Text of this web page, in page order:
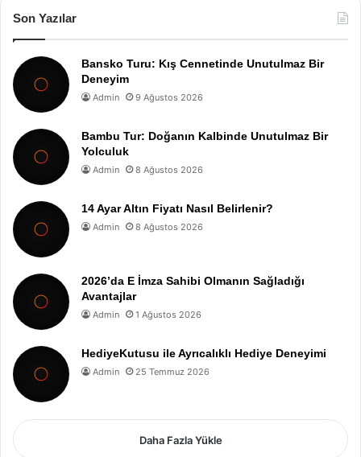
Son Yazılar
Bansko Turu: Kış Cennetinde Unutulmaz Bir
Deneyim
Admin 9 Ağustos 2026
Bambu Tur: Doğanın Kalbinde Unutulmaz Bir
Yolculuk
Admin 8 Ağustos 2026
14 Ayar Altın Fiyatı Nasıl Belirlenir?
Admin 8 Ağustos 2026
2026’da E İmza Sahibi Olmanın Sağladığı
Avantajlar
Admin 1 Ağustos 2026
HediyeKutusu ile Ayrıcalıklı Hediye Deneyimi
Admin 25 Temmuz 2026
Daha Fazla Yükle